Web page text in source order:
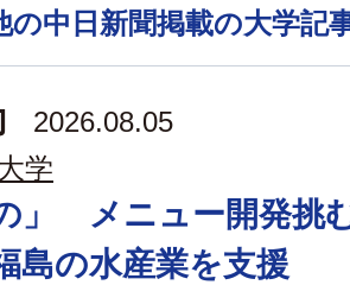
の中日新聞掲載の大学記
2026.08.05
学
の」 メニュー開発
島の水産業を支援